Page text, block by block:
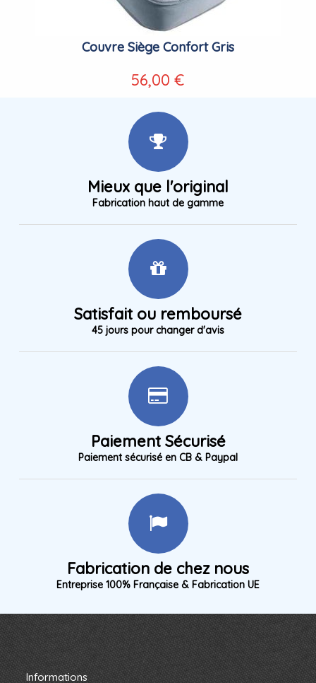
Couvre Siège Confort Gris
56,00 €
Mieux que l'original
Fabrication haut de gamme
Satisfait ou remboursé
45 jours pour changer d'avis
Paiement Sécurisé
Paiement sécurisé en CB & Paypal
Fabrication de chez nous
Entreprise 100% Française & Fabrication UE
Informations